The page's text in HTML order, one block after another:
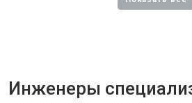
Инженеры